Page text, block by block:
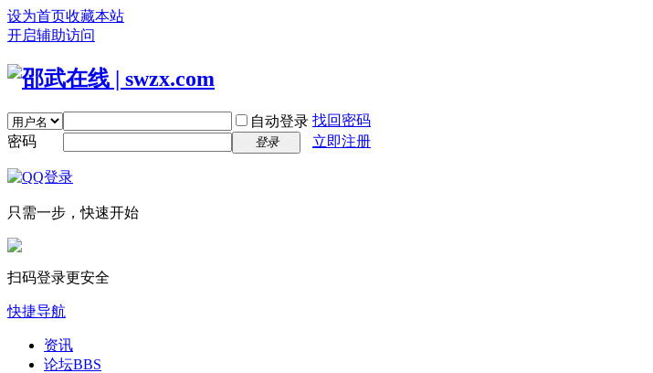
设为首页收藏本站
开启辅助访问
自动登录 找回密码
密码
登录 立即注册
只需一步，快速开始
扫码登录更安全
快捷导航
资讯
论坛BBS